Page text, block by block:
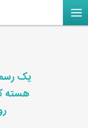
یک رسم
هسته